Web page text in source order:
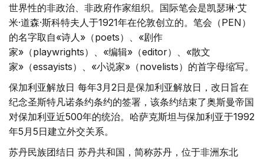
世界性的非政治、非政府作家组织。国际笔会是凯瑟琳·艾
米·道森·斯科特夫人于1921年在伦敦创立的。笔会（PEN）
的名字取自«诗人»（poets）、«剧作
家»（playwrights）、«编辑»（editor）、«散文
家»（essayists）、«小说家»（novelists）的首字母缩写。
保加利亚解放日 每年3月2日是保加利亚解放日，改日旨在
纪念圣斯特凡诺条约条约的签署，该条约结束了奥斯曼帝国
对保加利亚近500年的统治。哈萨克斯坦与保加利亚于1992
年5月5日建立外交关系。
苏丹民族团结日 苏丹共和国，简称苏丹，位于非洲东北